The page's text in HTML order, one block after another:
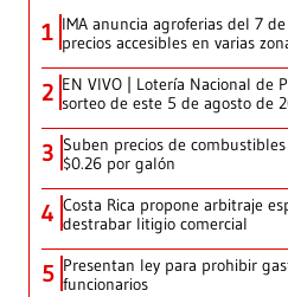
1 IMA anuncia agroferias del 7
precios accesibles en varias
2 EN VIVO | Lotería Nacional de
sorteo de este 5 de agosto de
3 Suben precios de
$0.26 por galón
4 Costa Rica propone arbitraje
destrabar litigio comercial
5 Presentan ley para prohibir
funcionarios